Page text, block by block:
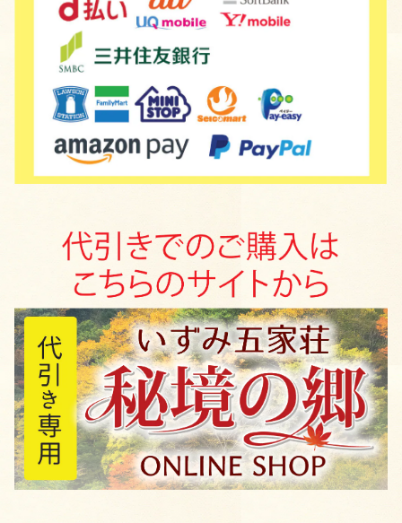
山女魚荘 黒木智光
東山本店
渡邊製茶
橋口園製茶
お茶の村上園
5,000円以上